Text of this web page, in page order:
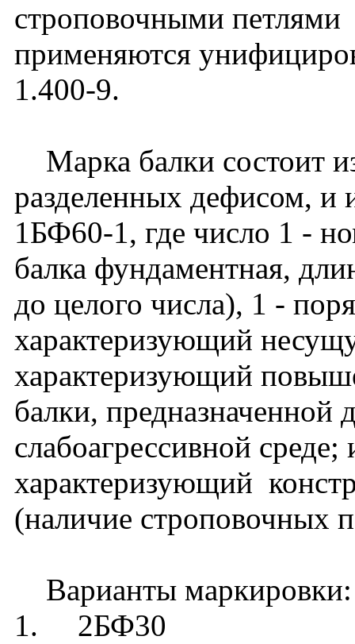
строповочными петлями
применяются
1.400-9.
Марка балки состоит
разделенных дефисом, и
1БФ60-1, где число 1 -
балка фундаментная,
до целого числа), 1 -
характеризующий
характеризующий
балки, предназначенной
слабоагрессивной среде;
характеризующий
(наличие строповочных
Варианты маркировки:
1. 2БФ30